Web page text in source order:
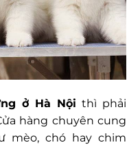
ở Hà Nội thì phải
hàng chuyên cung
mèo, chó hay chim